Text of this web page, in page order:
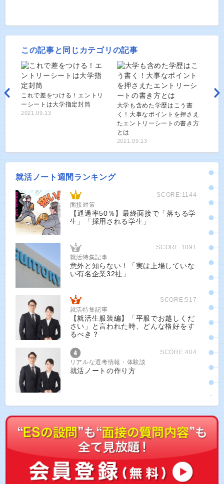
この記事と同じカテゴリの記事
これで差をつける！エントリ
ーシートは大学指定封筒
2021.09.13
大学も含めた学歴はこう書
く！大事なポイントを押さえ
たエントリーシートの書き方
とは
2021.09.13
就活ノート週間ランキング
SCORE:1144
面接対策
【通過率50％】最終面接で「落ちる学
生」「採用される学生」
SCORE:1091
就活特集記事
意外と知らない！「実は上場していな
い有名企業32社」
SCORE:517
就活特集記事
【就活生服装編】「平服でお越しくだ
さい」と言われた時、どんな格好をす
るべき？
SCORE:404
リアルな選考情報・体験談
就活ノートの作り方